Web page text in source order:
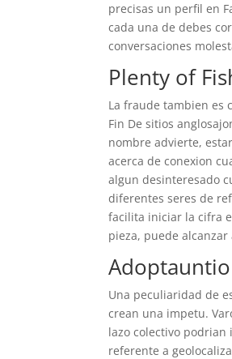
precisas un perfil en
cada una de debes
conversaciones
Plenty of
La fraude tambien es
Fin De sitios
nombre advierte,
acerca de conexion
algun desinteresado
diferentes seres de
facilita iniciar la cifra
pieza, puede
Adoptauntio
Una peculiaridad de
crean una impetu.
lazo colectivo podrian
referente a